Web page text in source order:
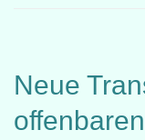
Neue